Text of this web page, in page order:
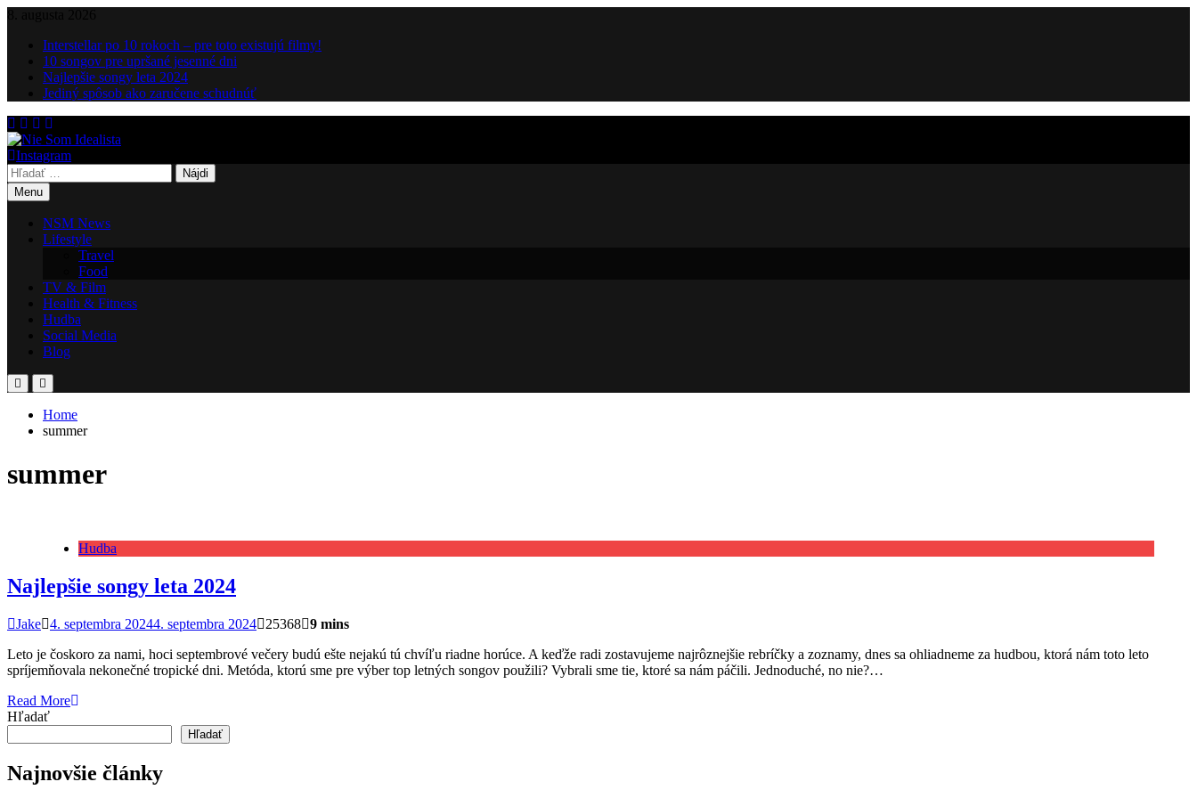
contentInterstellar po 10 rokoch – pre toto existujú filmy!
10 songov pre upršané jesenné dni
Najlepšie songy leta 2024
Jediný spôsob ako zaručene schudnúť
Nie Som Idealista
Instagram
Hľadať:
Menu
NSM News
Lifestyle
Travel
Food
TV & Film
Health & Fitness
Hudba
Social Media
Blog
Home
summer
summer
Hudba
Najlepšie songy leta 2024
Jake 4. septembra 20244. septembra 2024 25368 9 mins
Leto je čoskoro za nami, hoci septembrové večery budú ešte nejakú tú chvíľu riadne horúce. A keďže radi zostavujeme najrôznejšie rebríčky a zoznamy, dnes sa ohliadneme za hudbou, ktorá nám toto leto
spríjemňovala nekonečné tropické dni. Metóda, ktorú sme pre výber top letných songov použili? Vybrali sme tie, ktoré sa nám páčili. Jednoduché, no nie?…
Read More
Hľadať
Hľadať
Najnovšie články